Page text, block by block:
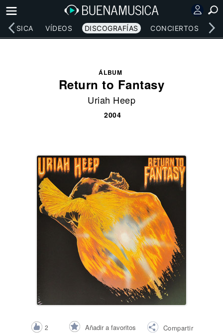
MÚSICA VÍDEOS DISCOGRAFÍAS CONCIERTOS
ÁLBUM
Return to Fantasy
Uriah Heep
2004
2 Añadir a favoritos Compartir